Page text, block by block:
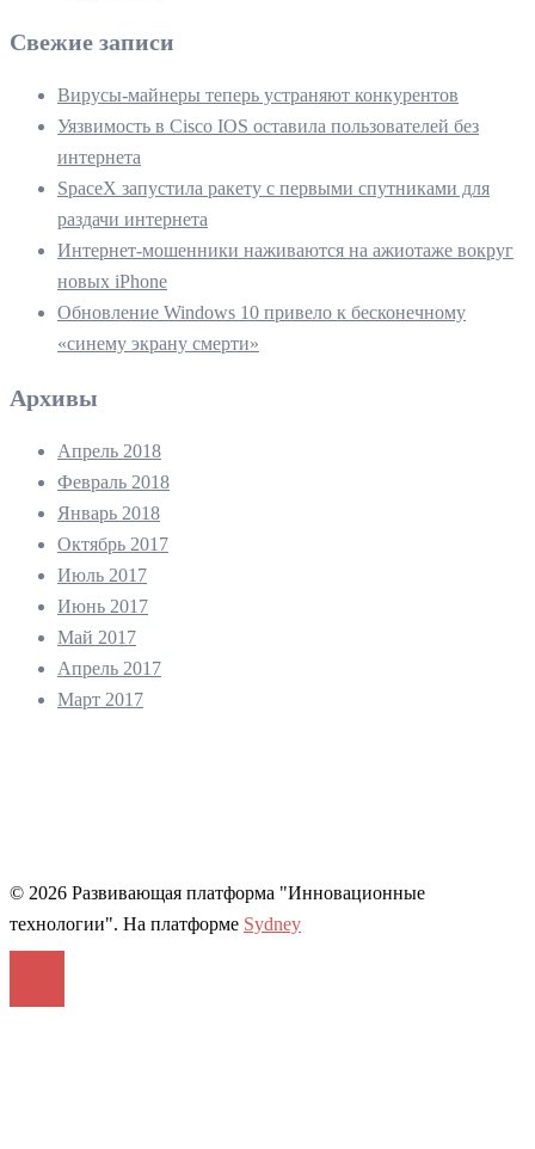
Свежие записи
Вирусы-майнеры теперь устраняют конкурентов
Уязвимость в Cisco IOS оставила пользователей без
интернета
SpaceX запустила ракету с первыми спутниками для
раздачи интернета
Интернет-мошенники наживаются на ажиотаже вокруг
новых iPhone
Обновление Windows 10 привело к бесконечному
«синему экрану смерти»
Архивы
Апрель 2018
Февраль 2018
Январь 2018
Октябрь 2017
Июль 2017
Июнь 2017
Май 2017
Апрель 2017
Март 2017
© 2026 Развивающая платформа "Инновационные
технологии". На платформе Sydney
Войти